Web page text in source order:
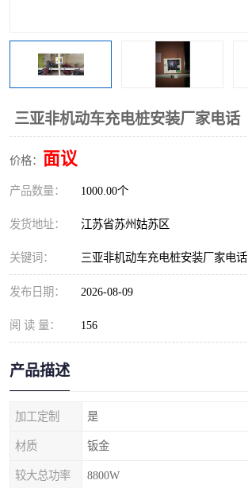
三亚非机动车充电桩安装厂家电话
价格： 面议
产品数量： 1000.00个
发货地址： 江苏省苏州姑苏区
关键词： 三亚非机动车充电桩安装厂家电话
发布日期： 2026-08-09
阅 读 量： 156
产品描述
加工定制 是
材质 钣金
较大总功率 8800W